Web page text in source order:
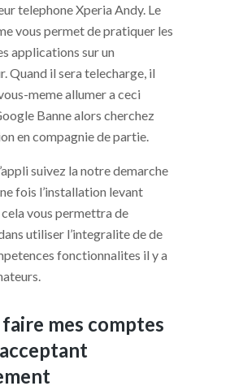
telephone Xperia Andy. Le
vous permet de pratiquer les
applications sur un
Quand il sera telecharge, il
meme allumer a ceci
Banne alors cherchez
en compagnie de partie.
suivez la notre demarche
fois l’installation levant
vous permettra de
utiliser l’integralite de de
fonctionnalites il y a
mes comptes